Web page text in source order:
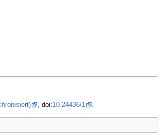
, doi:10.24436/1 .